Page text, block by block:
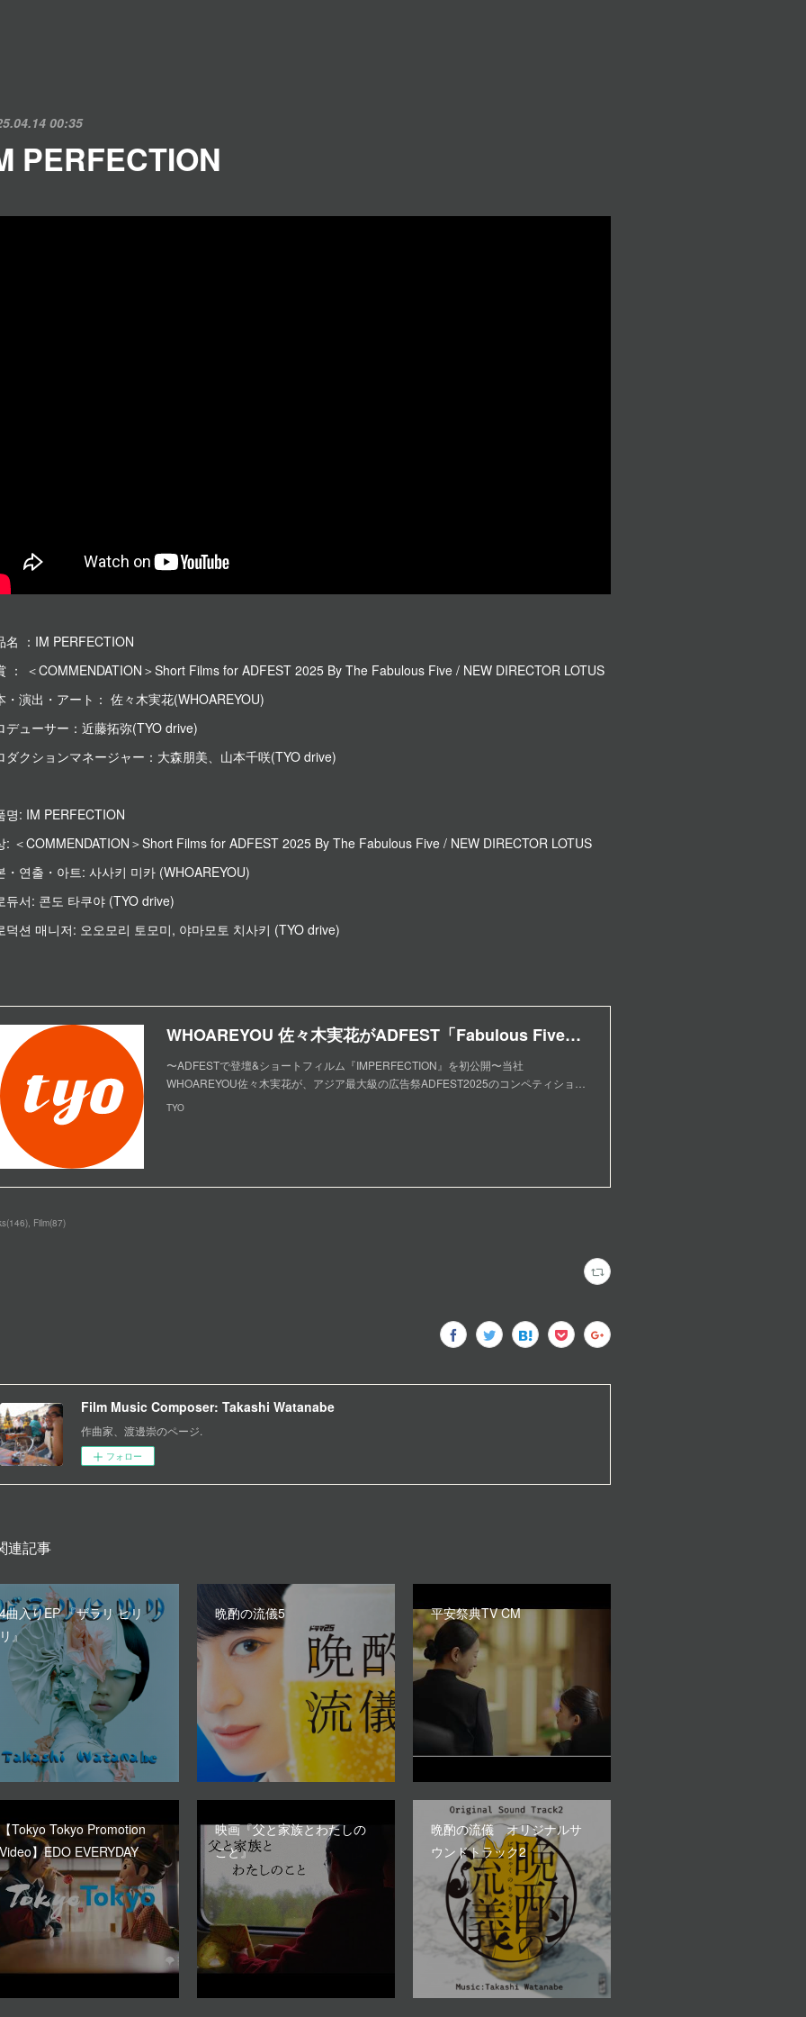
00:35
PERFECTION
名 ：IM PERFECTION
： ＜COMMENDATION＞Short Films for ADFEST 2025 By The Fabulous Five / NEW DIRECTOR LOTUS
・演出・アート： 佐々木実花(WHOAREYOU)
デューサー：近藤拓弥(TYO drive)
ダクションマネージャー：大森朋美、山本千咲(TYO drive)
명: IM PERFECTION
: ＜COMMENDATION＞Short Films for ADFEST 2025 By The Fabulous Five / NEW DIRECTOR LOTUS
・연출・아트: 사사키 미카 (WHOAREYOU)
듀서: 콘도 타쿠야 (TYO drive)
덕션 매니저: 오오모리 토모미, 야마모토 치사키 (TYO drive)
WHOAREYOU 佐々木実花がADFEST「Fabulous Five」で最優秀賞受賞！ - Topics - TYO
〜ADFESTで登壇&ショートフィルム『IMPERFECTION』を初公開〜当社
WHOAREYOU佐々木実花が、アジア最大級の広告祭ADFEST2025のコンペティショ…
TYO
(146) Film(87)
Film Music Composer: Takashi Watanabe
作曲家、渡邊崇のページ.
フォロー
連記事
4曲入りEP 『ザラリ ヒリ
リ』
晩酌の流儀5 平安祭典TV CM
【Tokyo Tokyo Promotion
Video】EDO EVERYDAY
映画『父と家族とわたしの
こと』
晩酌の流儀 オリジナルサ
ウンドトラック2